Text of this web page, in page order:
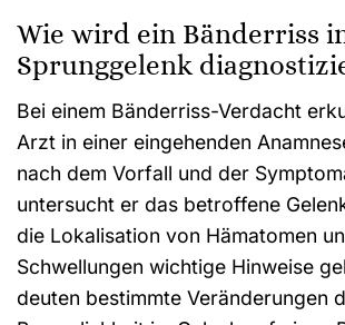
Wie wird ein Bänderriss
Sprunggelenk
Bei einem Bänderriss-Verdacht
Arzt in einer eingehenden
nach dem Vorfall und der
untersucht er das betroffene
die Lokalisation von Hämatomen
Schwellungen wichtige Hinweise
deuten bestimmte Veränderungen